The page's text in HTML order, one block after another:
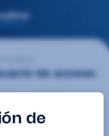
de acceso